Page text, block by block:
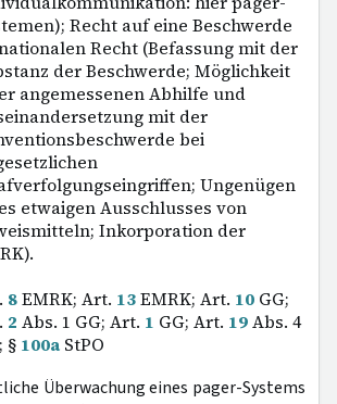
Recht auf eine Beschwerde
Recht (Befassung mit der
der Beschwerde; Möglichkeit
angemessenen Abhilfe und
mit der
bei
Ungenügen
etwaigen Ausschlusses von
Inkorporation der
8EMRK; Art. 13EMRK; Art. 10 GG;
2 Abs. 1 GG; Art. 1 GG; Art. 19Abs. 4
§ 100a StPO
Überwachung eines pager-Systems